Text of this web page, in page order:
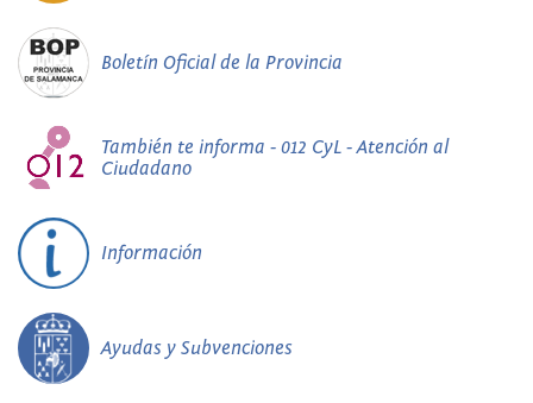
Boletín Oficial de la Provincia
También te informa - 012 CyL - Atención al
Ciudadano
Información
Ayudas y Subvenciones